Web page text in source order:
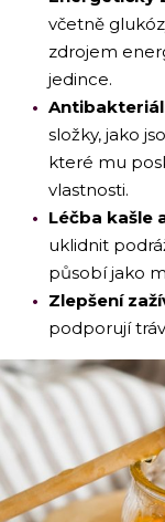
včetně
zdrojem
jedince.
složky, jako
které mu
vlastnosti.
Léčba kašle
uklidnit
působí jako
Zlepšení
podporují